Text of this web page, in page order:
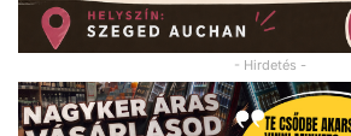
- Hirdetés -